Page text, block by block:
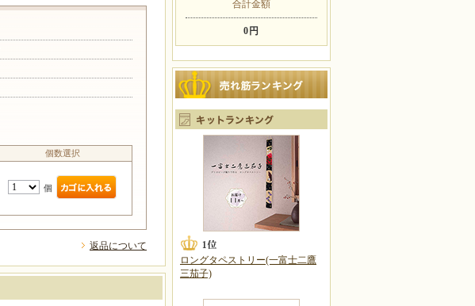
個数選択
個
返品について
合計金額
0円
ロングタペストリー(一富士二鷹
三茄子)